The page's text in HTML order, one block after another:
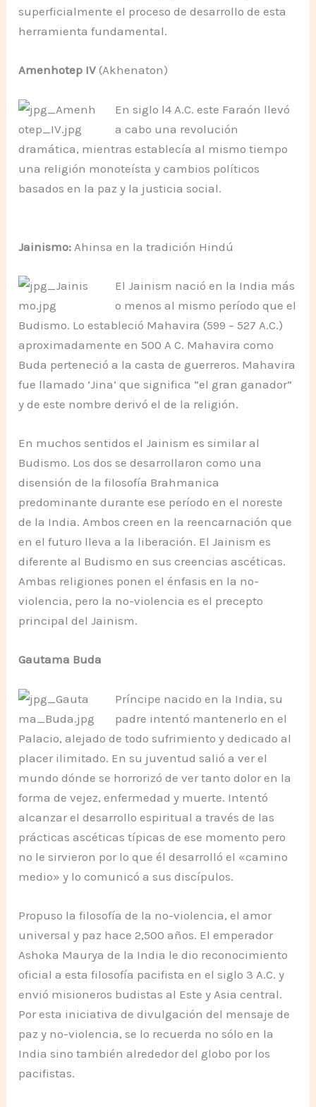
superficialmente el proceso de desarrollo de esta
herramienta fundamental.
Amenhotep IV (Akhenaton)
En siglo l4 A.C. este Faraón llevó
a cabo una revolución
dramática, mientras establecía al mismo tiempo
una religión monoteísta y cambios políticos
basados en la paz y la justicia social.
Jainismo: Ahinsa en la tradición Hindú
El Jainism nació en la India más
o menos al mismo período que el
Budismo. Lo estableció Mahavira (599 – 527 A.C.)
aproximadamente en 500 A C. Mahavira como
Buda perteneció a la casta de guerreros. Mahavira
fue llamado ‘Jina’ que significa “el gran ganador”
y de este nombre derivó el de la religión.
En muchos sentidos el Jainism es similar al
Budismo. Los dos se desarrollaron como una
disensión de la filosofía Brahmanica
predominante durante ese período en el noreste
de la India. Ambos creen en la reencarnación que
en el futuro lleva a la liberación. El Jainism es
diferente al Budismo en sus creencias ascéticas.
Ambas religiones ponen el énfasis en la no-
violencia, pero la no-violencia es el precepto
principal del Jainism.
Gautama Buda
Príncipe nacido en la India, su
padre intentó mantenerlo en el
Palacio, alejado de todo sufrimiento y dedicado al
placer ilimitado. En su juventud salió a ver el
mundo dónde se horrorizó de ver tanto dolor en la
forma de vejez, enfermedad y muerte. Intentó
alcanzar el desarrollo espiritual a través de las
prácticas ascéticas típicas de ese momento pero
no le sirvieron por lo que él desarrolló el «camino
medio» y lo comunicó a sus discípulos.
Propuso la filosofía de la no-violencia, el amor
universal y paz hace 2,500 años. El emperador
Ashoka Maurya de la India le dio reconocimiento
oficial a esta filosofía pacifista en el siglo 3 A.C. y
envió misioneros budistas al Este y Asia central.
Por esta iniciativa de divulgación del mensaje de
paz y no-violencia, se lo recuerda no sólo en la
India sino también alrededor del globo por los
pacifistas.